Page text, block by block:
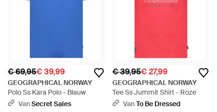
€ 69,95€ 39,99
GEOGRAPHICAL NORWAY
Polo Ss Kara Polo - Blauw
VanSecret Sales
€ 39,95€ 27,99
GEOGRAPHICAL NORWAY
Tee Ss Jummit Shirt - Roze
VanTo Be Dressed